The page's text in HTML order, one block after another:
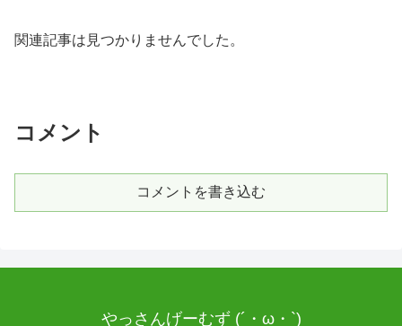
関連記事は見つかりませんでした。
コメント
コメントを書き込む
やっさんげーむず (´・ω・`)